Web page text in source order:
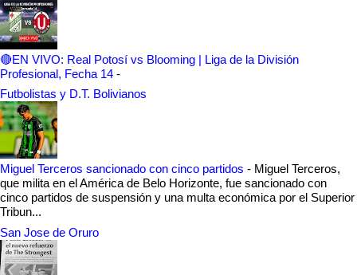
🔴EN VIVO: Real Potosí vs Blooming | Liga de la División
Profesional, Fecha 14 -
Futbolistas y D.T. Bolivianos
Miguel Terceros sancionado con cinco partidos - Miguel Terceros,
que milita en el América de Belo Horizonte, fue sancionado con
cinco partidos de suspensión y una multa económica por el Superior
Tribun...
San Jose de Oruro